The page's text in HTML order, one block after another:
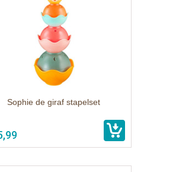
Sophie de giraf stapelset